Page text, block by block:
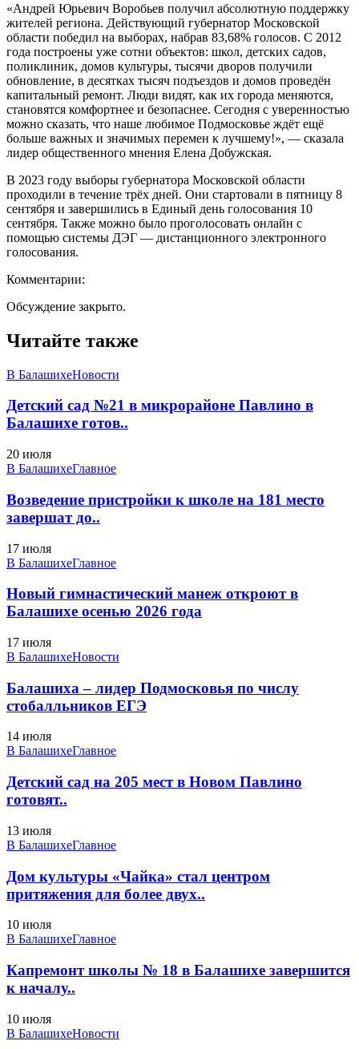
«Андрей Юрьевич Воробьев получил абсолютную поддержку
жителей региона. Действующий губернатор Московской
области победил на выборах, набрав 83,68% голосов. С 2012
года построены уже сотни объектов: школ, детских садов,
поликлиник, домов культуры, тысячи дворов получили
обновление, в десятках тысяч подъездов и домов проведён
капитальный ремонт. Люди видят, как их города меняются,
становятся комфортнее и безопаснее. Сегодня с уверенностью
можно сказать, что наше любимое Подмосковье ждёт ещё
больше важных и значимых перемен к лучшему!», — сказала
лидер общественного мнения Елена Добужская.
В 2023 году выборы губернатора Московской области
проходили в течение трёх дней. Они стартовали в пятницу 8
сентября и завершились в Единый день голосования 10
сентября. Также можно было проголосовать онлайн с
помощью системы ДЭГ — дистанционного электронного
голосования.
Комментарии:
Обсуждение закрыто.
Читайте также
В БалашихеНовости
Детский сад №21 в микрорайоне Павлино в
Балашихе готов..
20 июля
В БалашихеГлавное
Возведение пристройки к школе на 181 место
завершат до..
17 июля
В БалашихеГлавное
Новый гимнастический манеж откроют в
Балашихе осенью 2026 года
17 июля
В БалашихеНовости
Балашиха – лидер Подмосковья по числу
стобалльников ЕГЭ
14 июля
В БалашихеГлавное
Детский сад на 205 мест в Новом Павлино
готовят..
13 июля
В БалашихеГлавное
Дом культуры «Чайка» стал центром
притяжения для более двух..
10 июля
В БалашихеГлавное
Капремонт школы № 18 в Балашихе завершится
к началу..
10 июля
В БалашихеНовости